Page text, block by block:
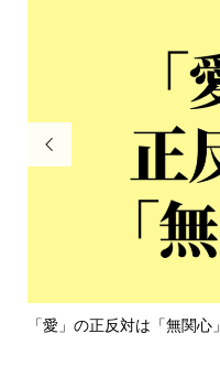

「愛」の正反対は「無関心」